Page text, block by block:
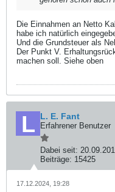
Die Einnahmen an Netto
habe ich natürlich
Und die Grundsteuer als
Der Punkt V.
machen soll. Siehe oben
L. E. Fant
Erfahrener Benutzer
Dabei seit:
Beiträge: 15425
17.12.2024, 19:28